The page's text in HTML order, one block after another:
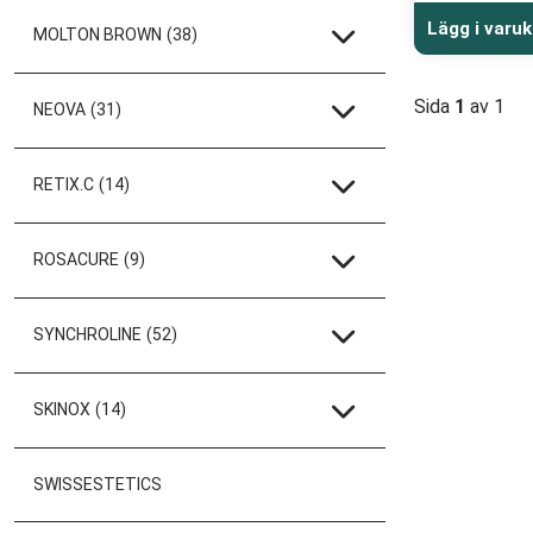
MOLTON BROWN (38)
NEOVA (31)
RETIX.C (14)
ROSACURE (9)
SYNCHROLINE (52)
SKINOX (14)
SWISSESTETICS
Lägg i
Sida 1 av 1